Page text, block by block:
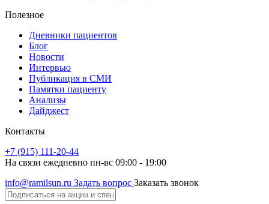
Полезное
Дневники пациентов
Блог
Новости
Интервью
Публикация в СМИ
Памятки пациенту
Анализы
Дайджест
Контакты
+7 (915) 111-20-44
На связи ежедневно пн-вс 09:00 - 19:00
info@ramilsun.ru Задать вопрос Заказать звонок